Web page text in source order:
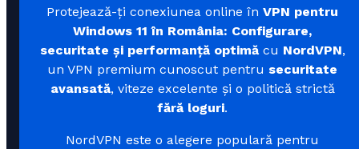
Protejează-ți conexiunea online în VPN pentru
Windows 11 în România: Configurare,
securitate și performanță optimăcu NordVPN,
un VPN premium cunoscut pentru securitate
avansată, viteze excelente și o politică strictă
fără loguri.
NordVPN este o alegere populară pentru